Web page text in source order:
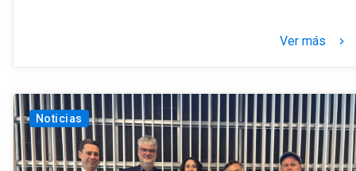
Ver más keyboard_arrow_right
Noticias